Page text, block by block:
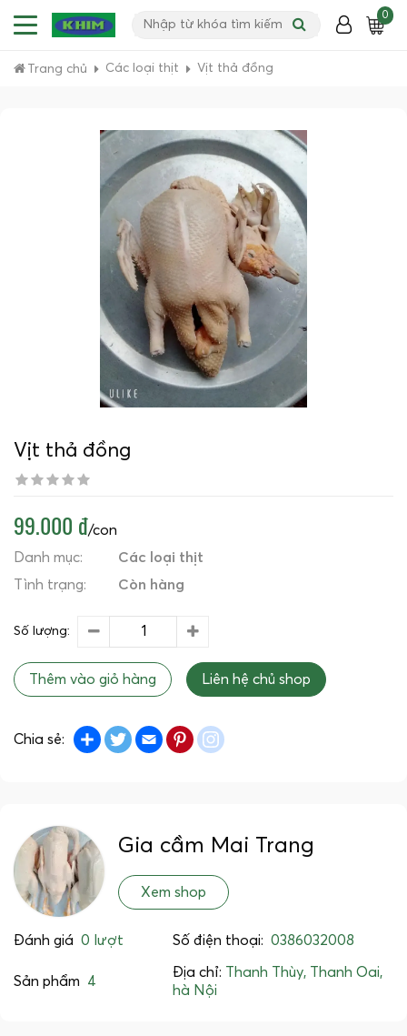
0
Trang chủ Các loại thịt Vịt thả đồng
Vịt thả đồng
99.000 đ/con
Danh mục:
Các loại thịt
Tình trạng:
Còn hàng
Số lượng:
Thêm vào giỏ hàng Liên hệ chủ shop
Chia sẻ: Share TwitterEmail Pinterest
Gia cầm Mai Trang
Xem shop
Đánh giá 0 lượt Số điện thoại: 0386032008
Sản phẩm 4
Địa chỉ: Thanh Thùy, Thanh Oai,
hà Nội